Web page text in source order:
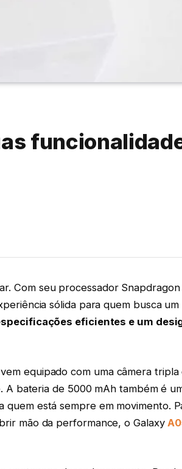
Com seu processador
sólida para quem busca um
eficientes e um
equipado com uma câmera tripla
A bateria de 5000 mAh também é
está sempre em movimento.
mão da performance, o Galaxy